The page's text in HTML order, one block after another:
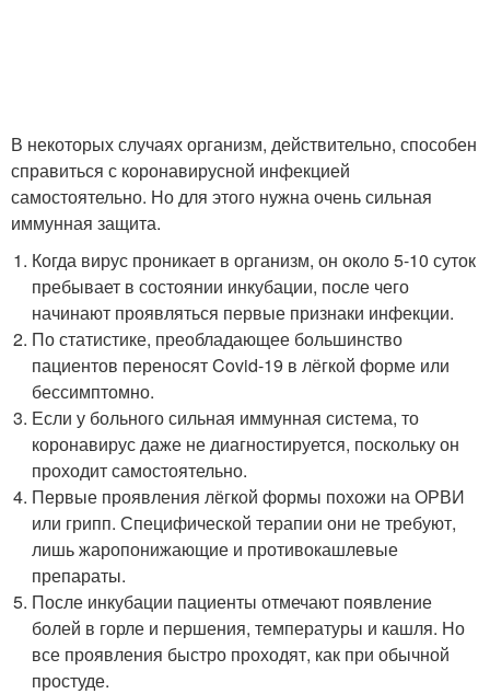
В некоторых случаях организм, действительно, способен
справиться с коронавирусной инфекцией
самостоятельно. Но для этого нужна очень сильная
иммунная защита.
Когда вирус проникает в организм, он около 5-10 суток
пребывает в состоянии инкубации, после чего
начинают проявляться первые признаки инфекции.
По статистике, преобладающее большинство
пациентов переносят Covid-19 в лёгкой форме или
бессимптомно.
Если у больного сильная иммунная система, то
коронавирус даже не диагностируется, поскольку он
проходит самостоятельно.
Первые проявления лёгкой формы похожи на ОРВИ
или грипп. Специфической терапии они не требуют,
лишь жаропонижающие и противокашлевые
препараты.
После инкубации пациенты отмечают появление
болей в горле и першения, температуры и кашля. Но
все проявления быстро проходят, как при обычной
простуде.